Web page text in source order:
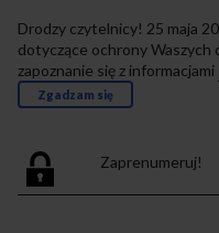
Drodzy czytelnicy! 25 maja
dotyczące ochrony Waszych
zapoznanie się z informacjami
Zgadzam się
Zaprenumeruj!